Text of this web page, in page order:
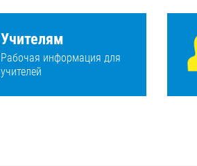
Учителям
Рабочая информация для
учителей